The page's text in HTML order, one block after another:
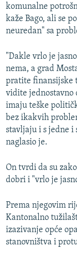
komunalne
kaže Bago, ali se
neuredan" sa
"Dakle vrlo je
nema, a grad
pratite finansijske
vidite jednostavno
imaju teške
bez ikakvih
stavljaju i s jedne i
naglasio je.
On tvrdi da su
dobri i "vrlo je
Prema njegovim
Kantonalno
izazivanje opće
stanovništva i